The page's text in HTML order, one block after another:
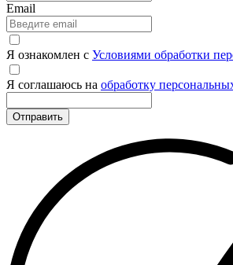
Email
Я ознакомлен с Условиями обработки
Я соглашаюсь на обработку
Отправить